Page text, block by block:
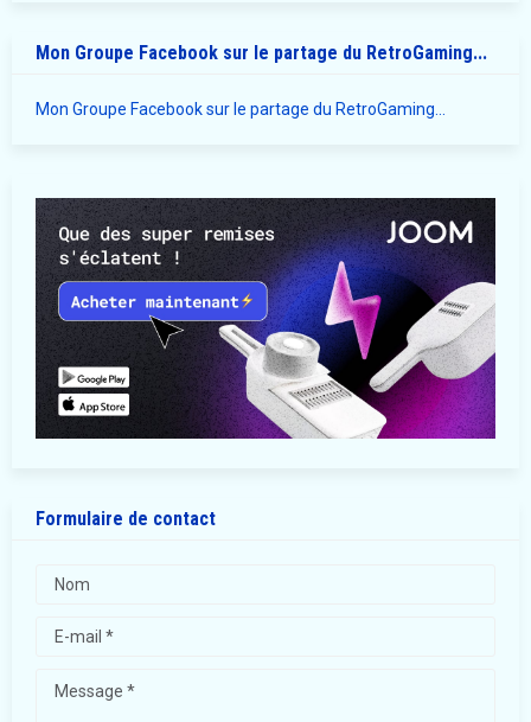
Mon Groupe Facebook sur le partage du RetroGaming...
Mon Groupe Facebook sur le partage du RetroGaming...
Formulaire de contact